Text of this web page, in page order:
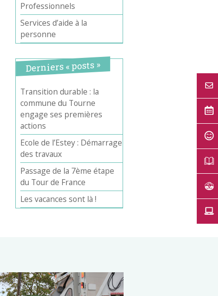
Office 365
Professionnels
Services d’aide à la
personne
Derniers « posts »
Transition durable : la
commune du Tourne
engage ses premières
actions
Ecole de l’Estey : Démarrage
des travaux
Passage de la 7ème étape
du Tour de France
Les vacances sont là !